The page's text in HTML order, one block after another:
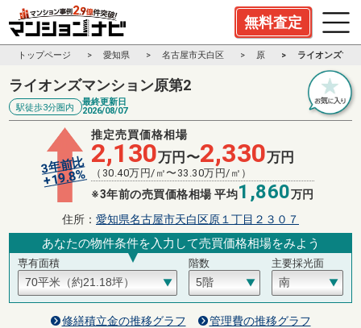
無料査定
トップページ 愛知県 名古屋市天白区 原 ライオンズマ
ライオンズマンション原第2
駅徒歩3分圏内
最終更新日
2026/08/07
3年前比
+19.8%
推定売買価格相場
2,130万円〜2,330万円
（ 30.40万円/㎡〜 33.30万円/㎡）
※3年前の売買価格相場 平均1,860万円
住所： 愛知県名古屋市天白区原１丁目２３０７
あなたの物件条件を入力して売買価格相場をみよう
専有面積 階数 主要採光面
修繕積立金の推移グラフ 管理費の推移グラフ